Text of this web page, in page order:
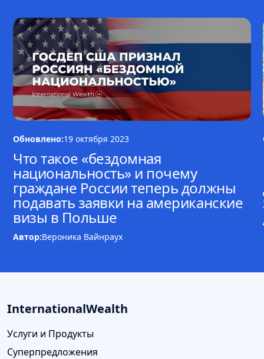
Обновлено:19 октября 2023
Что такое «бездомная
национальность» и почему
граждане России теперь должны
подавать заявки на американские
визы в Польше
Автор:Вероника Вайнраух
InternationalWealth
Услуги и Продукты
Суперпредложения